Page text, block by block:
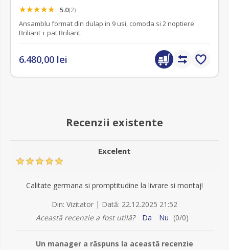
5.0(2)
Ansamblu format din dulap in 9 usi, comoda si 2 noptiere
Briliant + pat Briliant.
6.480,00 lei
Recenzii existente
Excelent
Calitate germana si promptitudine la livrare si montaj!
Din: Vizitator | Dată: 22.12.2025 21:52
Această recenzie a fost utilă?
Da Nu (0/0)
Un manager a răspuns la această recenzie